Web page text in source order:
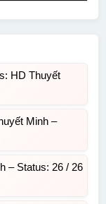
HD Thuyết
Minh –
– Status: 26 / 26